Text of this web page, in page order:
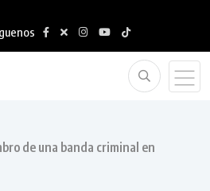
de una banda criminal en